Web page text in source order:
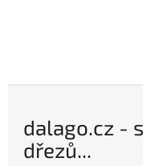
dalago.cz -
dřezů...